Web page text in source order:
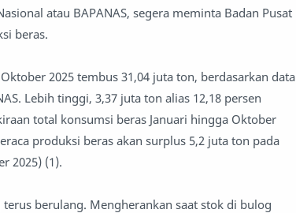
atau BAPANAS, segera meminta Badan Pusat
beras.
2025 tembus 31,04 juta ton, berdasarkan data
Lebih tinggi, 3,37 juta ton alias 12,18 persen
total konsumsi beras Januari hingga Oktober
produksi beras akan surplus 5,2 juta ton pada
2025) (1).
berulang. Mengherankan saat stok di bulog